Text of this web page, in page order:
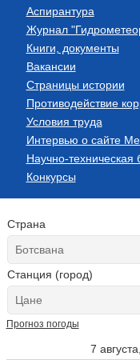
Аспирантура
Журнал
Книги, документы
Вакансии
Страницы истории
Противодействие
Условия труда
Интервью о сайте
Научно-техническая
Конкурсы
Страна
Станция (город)
Прогноз погоды
7